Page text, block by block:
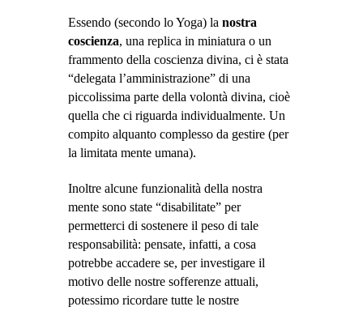
Essendo (secondo lo Yoga) la nostra
coscienza, una replica in miniatura o un
frammento della coscienza divina, ci è stata
“delegata l’amministrazione” di una
piccolissima parte della volontà divina, cioè
quella che ci riguarda individualmente. Un
compito alquanto complesso da gestire (per
la limitata mente umana).
Inoltre alcune funzionalità della nostra
mente sono state “disabilitate” per
permetterci di sostenere il peso di tale
responsabilità: pensate, infatti, a cosa
potrebbe accadere se, per investigare il
motivo delle nostre sofferenze attuali,
potessimo ricordare tutte le nostre